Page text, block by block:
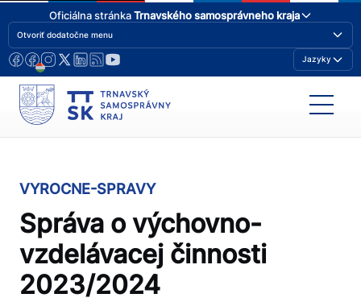
Oficiálna stránkaTrnavského samosprávneho kraja
Otvoriť dodatočne menu
Jazyky
VYROCNE-SPRAVY
Správa o výchovno-
vzdelávacej činnosti
2023/2024